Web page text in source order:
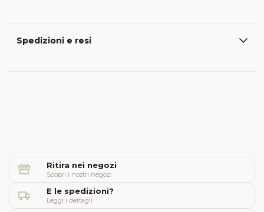
Spedizioni e resi
Ritira nei negozi
Scopri i nostri negozi
E le spedizioni?
Leggi i dettagli